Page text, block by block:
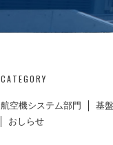
CATEGORY
航空機システム部門 基
おしらせ